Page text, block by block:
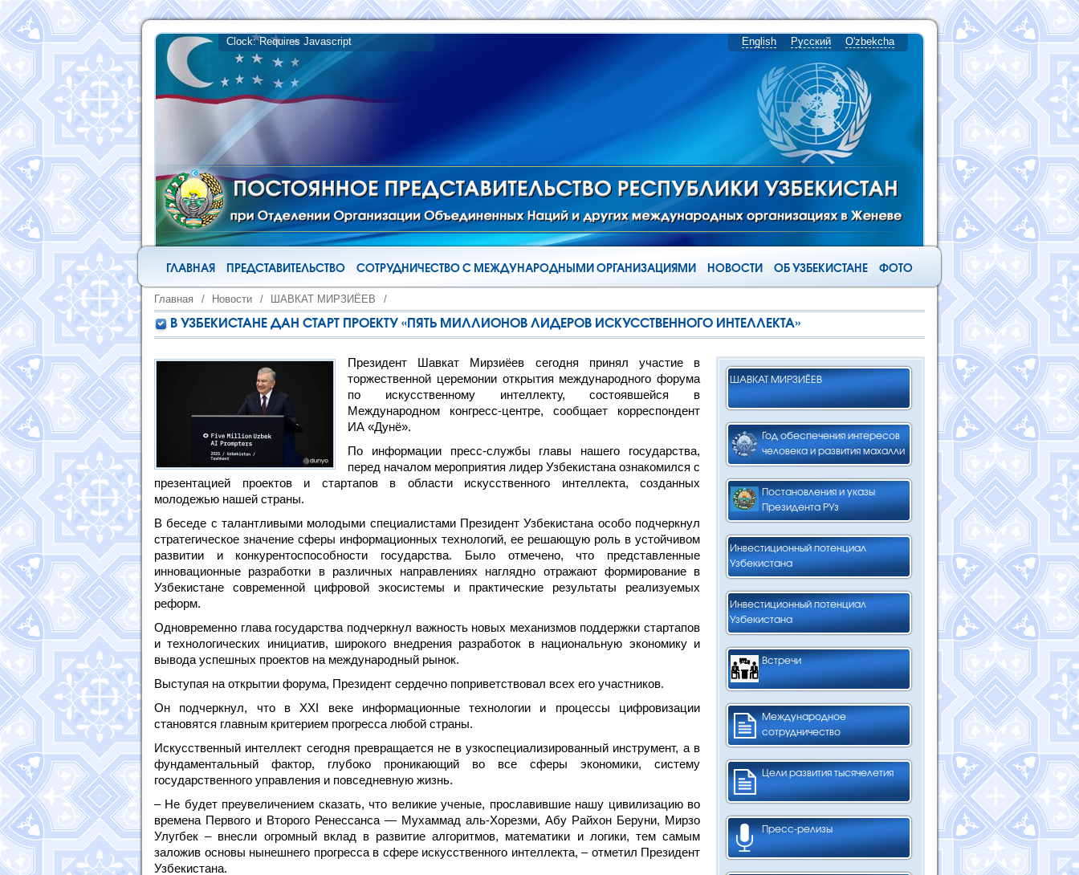
English Русский O'zbekcha
ГЛАВНАЯ ПРЕДСТАВИТЕЛЬСТВО СОТРУДНИЧЕСТВО С МЕЖДУНАРОДНЫМИ ОРГАНИЗАЦИЯМИ НОВОСТИ ОБ УЗБЕКИСТАНЕ ФОТО
Главная / Новости / ШАВКАТ МИРЗИЁЕВ /
В УЗБЕКИСТАНЕ ДАН СТАРТ ПРОЕКТУ «ПЯТЬ МИЛЛИОНОВ ЛИДЕРОВ ИСКУССТВЕННОГО ИНТЕЛЛЕКТА»
ШАВКАТ МИРЗИЁЕВ
Год обеспечения интересов
человека и развития махалли
Постановления и указы
Президента РУз
Инвестиционный потенциал
Узбекистана
Инвестиционный потенциал
Узбекистана
Встречи
Международное
сотрудничество
Цели развития тысячелетия
Пресс-релизы
Президент Шавкат Мирзиёев сегодня принял участие в
торжественной церемонии открытия международного форума
по искусственному интеллекту, состоявшейся в
Международном конгресс-центре, сообщает корреспондент
ИА «Дунё».
По информации пресс-службы главы нашего государства,
перед началом мероприятия лидер Узбекистана ознакомился с
презентацией проектов и стартапов в области искусственного интеллекта, созданных
молодежью нашей страны.
В беседе с талантливыми молодыми специалистами Президент Узбекистана особо подчеркнул
стратегическое значение сферы информационных технологий, ее решающую роль в устойчивом
развитии и конкурентоспособности государства. Было отмечено, что представленные
инновационные разработки в различных направлениях наглядно отражают формирование в
Узбекистане современной цифровой экосистемы и практические результаты реализуемых
реформ.
Одновременно глава государства подчеркнул важность новых механизмов поддержки стартапов
и технологических инициатив, широкого внедрения разработок в национальную экономику и
вывода успешных проектов на международный рынок.
Выступая на открытии форума, Президент сердечно поприветствовал всех его участников.
Он подчеркнул, что в XXI веке информационные технологии и процессы цифровизации
становятся главным критерием прогресса любой страны.
Искусственный интеллект сегодня превращается не в узкоспециализированный инструмент, а в
фундаментальный фактор, глубоко проникающий во все сферы экономики, систему
государственного управления и повседневную жизнь.
– Не будет преувеличением сказать, что великие ученые, прославившие нашу цивилизацию во
времена Первого и Второго Ренессанса — Мухаммад аль-Хорезми, Абу Райхон Беруни, Мирзо
Улугбек – внесли огромный вклад в развитие алгоритмов, математики и логики, тем самым
заложив основы нынешнего прогресса в сфере искусственного интеллекта, – отметил Президент
Узбекистана.